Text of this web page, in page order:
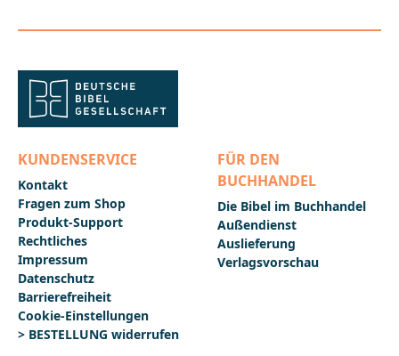
KUNDENSERVICE
Kontakt
Fragen zum Shop
Produkt-Support
Rechtliches
Impressum
Datenschutz
Barrierefreiheit
Cookie-Einstellungen
> BESTELLUNG widerrufen
FÜR DEN
BUCHHANDEL
Die Bibel im Buchhandel
Außendienst
Auslieferung
Verlagsvorschau